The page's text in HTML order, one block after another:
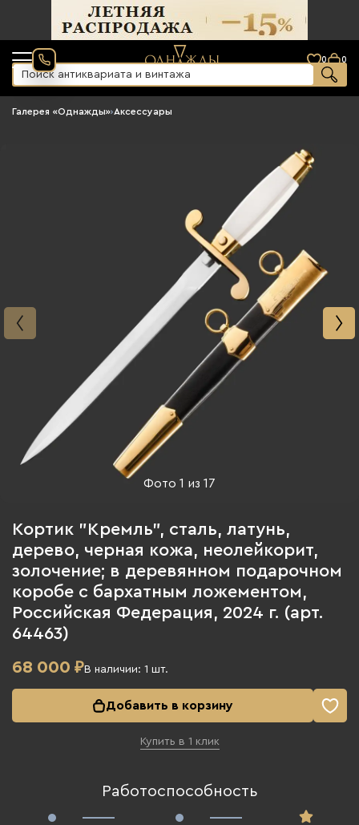
0 0
Галерея «Однажды»›Аксессуары
Фото1 из17
Кортик "Кремль", сталь, латунь,
дерево, черная кожа, неолейкорит,
золочение; в деревянном подарочном
коробе с бархатным ложементом,
Российская Федерация, 2024 г. (арт.
64463)
68 000 ₽В наличии: 1 шт.
Добавить в корзину
Купить в 1 клик
Работоспособность